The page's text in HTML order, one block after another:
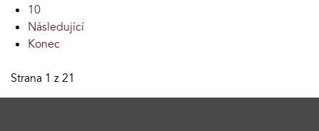
10
Následující
Konec
Strana 1 z 21